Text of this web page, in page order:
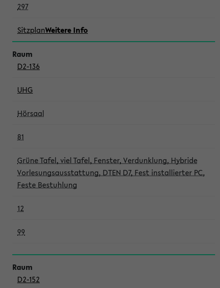
297
SitzplanWeitere Info
D2-136
UHG
Hörsaal
81
Grüne Tafel, viel Tafel, Fenster, Verdunklung, Hybride
Vorlesungsausstattung, DTEN D7, Fest installierter PC,
Feste Bestuhlung
12
99
D2-152